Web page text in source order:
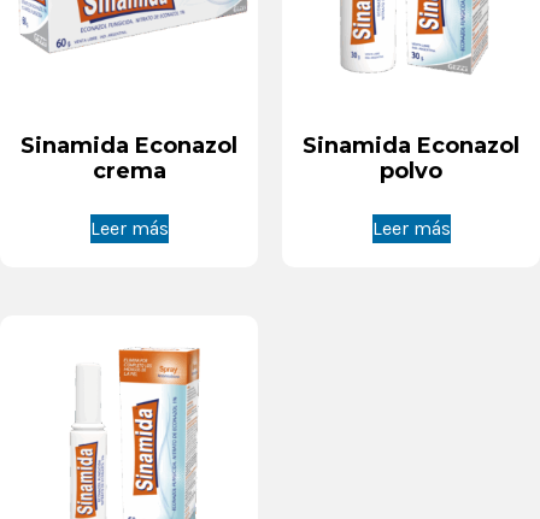
Sinamida Econazol
crema
Leer más
Sinamida Econazol
polvo
Leer más